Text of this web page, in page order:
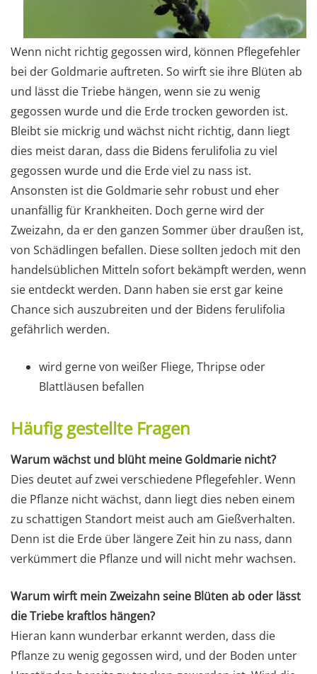
Wenn nicht richtig gegossen wird, können Pflegefehler
bei der Goldmarie auftreten. So wirft sie ihre Blüten ab
und lässt die Triebe hängen, wenn sie zu wenig
gegossen wurde und die Erde trocken geworden ist.
Bleibt sie mickrig und wächst nicht richtig, dann liegt
dies meist daran, dass die Bidens ferulifolia zu viel
gegossen wurde und die Erde viel zu nass ist.
Ansonsten ist die Goldmarie sehr robust und eher
unanfällig für Krankheiten. Doch gerne wird der
Zweizahn, da er den ganzen Sommer über draußen ist,
von Schädlingen befallen. Diese sollten jedoch mit den
handelsüblichen Mitteln sofort bekämpft werden, wenn
sie entdeckt werden. Dann haben sie erst gar keine
Chance sich auszubreiten und der Bidens ferulifolia
gefährlich werden.
wird gerne von weißer Fliege, Thripse oder
Blattläusen befallen
Häufig gestellte Fragen
Warum wächst und blüht meine Goldmarie nicht?
Dies deutet auf zwei verschiedene Pflegefehler. Wenn
die Pflanze nicht wächst, dann liegt dies neben einem
zu schattigen Standort meist auch am Gießverhalten.
Denn ist die Erde über längere Zeit hin zu nass, dann
verkümmert die Pflanze und will nicht mehr wachsen.
Warum wirft mein Zweizahn seine Blüten ab oder lässt
die Triebe kraftlos hängen?
Hieran kann wunderbar erkannt werden, dass die
Pflanze zu wenig gegossen wird, und der Boden unter